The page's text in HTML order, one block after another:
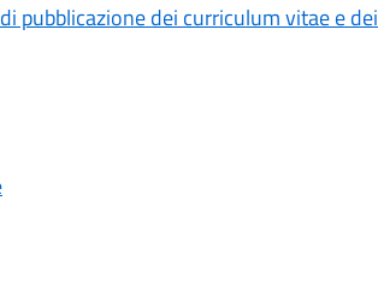
pubblicazione dei curriculum vitae e dei